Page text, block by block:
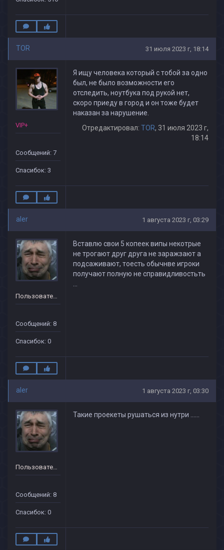
TOR 31 июля 2023 г, 18:14
VIP+
Сообщений: 7
Спасибок: 3
Я ищу человека который с тобой за одно
был, не было возможности его
отследить, ноутбука под рукой нет,
скоро приеду в город и он тоже будет
наказан за нарушение.
Отредактировал: TOR, 31 июля 2023 г,
18:14
aler 1 августа 2023 г, 03:29
Пользователь
Сообщений: 8
Спасибок: 0
Вставлю свои 5 копеек випы некотрые
не трогают друг друга не заражзают а
подсаживают, тоесть обычнве игроки
получают полную не справидливостьть
aler 1 августа 2023 г, 03:30
Пользователь
Сообщений: 8
Спасибок: 0
Такие проекеты рушаться из нутри ......